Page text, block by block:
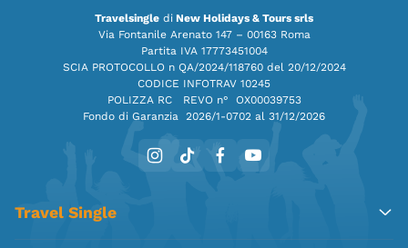
Travelsingle di New Holidays & Tours srls
Via Fontanile Arenato 147 – 00163 Roma
Partita IVA 17773451004
SCIA PROTOCOLLO n QA/2024/118760 del 20/12/2024
CODICE INFOTRAV 10245
POLIZZA RC REVO n° OX00039753
Fondo di Garanzia 2026/1-0702 al 31/12/2026
Travel Single